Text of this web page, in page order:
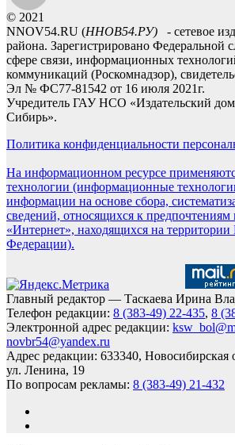
© 2021
NNOV54.RU (ННОВ54.РУ) - сетевое
района. Зарегистрировано Федеральной
сфере связи, информационных
коммуникаций (Роскомнадзор),
Эл № ФС77-81542 от 16 июля 2021г.
Учредитель ГАУ НСО «Издательский дом
Сибирь».
Политика конфиденциальности
На информационном ресурсе
технологии (информационные
информации на основе сбора,
сведений, относящихся к предпочтениям
«Интернет», находящихся на территории
Федерации).
Главный редактор — Таскаева Ирина
Телефон редакции: 8 (383-49) 22-435, 8
Электронной адрес редакции:
novbr54@yandex.ru
Адрес редакции: 633340, Новосибирская
ул. Ленина, 19
По вопросам рекламы: 8 (383-49) 21-432